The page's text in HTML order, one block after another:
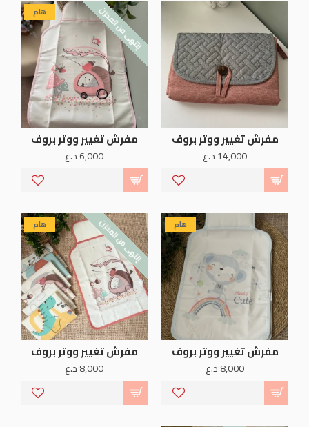
مفرش تغيير ووتر بروف
14,000 د.ع
هام إنتهى من المخزن
مفرش تغيير ووتر بروف
6,000 د.ع
هام
مفرش تغيير ووتر بروف
8,000 د.ع
هام إنتهى من المخزن
مفرش تغيير ووتر بروف
8,000 د.ع